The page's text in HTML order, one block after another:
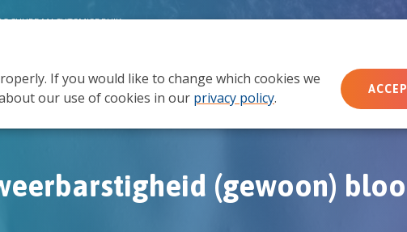
If you would like to change which cookies we
our use of cookies in our privacy policy.
Wie wij zijn Wat we doen Doe mee
MACHTSMISBRUIK
(gewoon)